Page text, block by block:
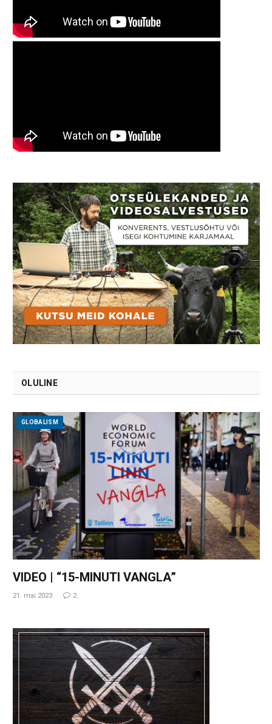
OLULINE
GLOBALISM
VIDEO | “15-MINUTI VANGLA”
21. mai 2023 2